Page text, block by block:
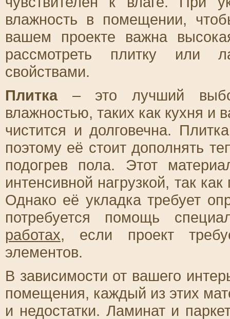
влажность в помещении,
вашем проекте важна
рассмотреть плитку или
свойствами.
Плитка– это лучший
влажностью, таких как кухня и
чистится и долговечна.
поэтому её стоит дополнять
подогрев пола. Этот
интенсивной нагрузкой, так
Однако её укладка требует
потребуется помощь
работах, если проект
элементов.
В зависимости от вашего
помещения, каждый из этих
и недостатки. Ламинат и